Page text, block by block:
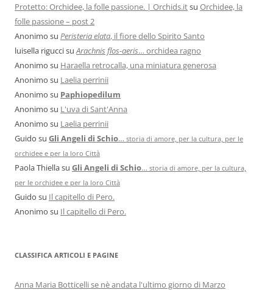
Protetto: Orchidee, la folle passione. | Orchids.itsu Orchidee, la
folle passione – post 2
Anonimo su Peristeria elata, il fiore dello Spirito Santo
luisella riguccisu Arachnis flos-aeris… orchidea ragno
Anonimo su Haraella retrocalla, una miniatura generosa
Anonimo su Laelia perrinii
Anonimo su Paphiopedilum
Anonimo su L'uva di Sant'Anna
Anonimo su Laelia perrinii
Guido su Gli Angeli di Schio… storia di amore, per la cultura, per le
orchidee e per la loro Città
Paola Thiellasu Gli Angeli di Schio… storia di amore, per la cultura,
per le orchidee e per la loro Città
Guido su Il capitello di Pero.
Anonimo su Il capitello di Pero.
CLASSIFICA ARTICOLI E PAGINE
Anna Maria Botticelli se nè andata l'ultimo giorno di Marzo